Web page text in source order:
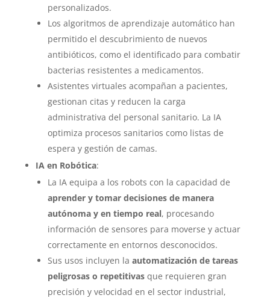
personalizados.
Los algoritmos de aprendizaje automático han
permitido el descubrimiento de nuevos
antibióticos, como el identificado para combatir
bacterias resistentes a medicamentos.
Asistentes virtuales acompañan a pacientes,
gestionan citas y reducen la carga
administrativa del personal sanitario. La IA
optimiza procesos sanitarios como listas de
espera y gestión de camas.
IA en Robótica:
La IA equipa a los robots con la capacidad de
aprender y tomar decisiones de manera
autónoma y en tiempo real, procesando
información de sensores para moverse y actuar
correctamente en entornos desconocidos.
Sus usos incluyen la automatización de tareas
peligrosas o repetitivasque requieren gran
precisión y velocidad en el sector industrial,